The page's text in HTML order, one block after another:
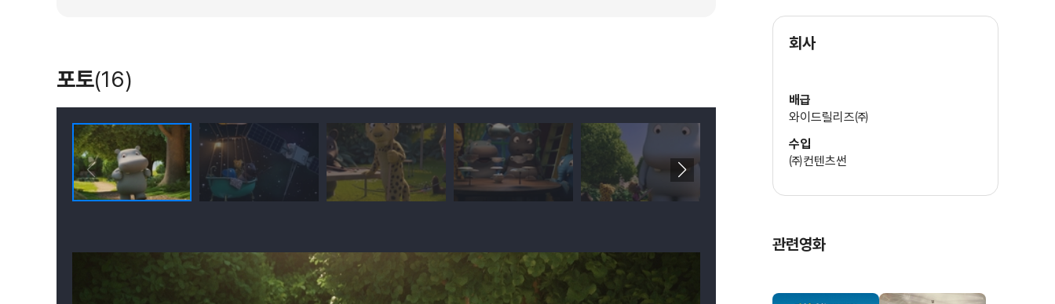
포토(16)
회사
배급
와이드릴리즈㈜
수입
㈜컨텐츠썬
관련영화